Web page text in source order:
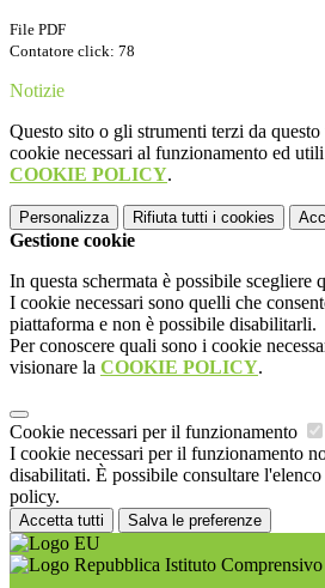
File PDF
Contatore click: 78
Notizie
Questo sito o gli strumenti terzi da
cookie necessari al funzionamento ed
COOKIE POLICY.
Personalizza Rifiuta tutti i cookies
Gestione cookie
In questa schermata è possibile scegliere
I cookie necessari sono quelli che
piattaforma e non è possibile disabilitarli.
Per conoscere quali sono i cookie
visionare la COOKIE POLICY.
Cookie necessari per il funzionamento
I cookie necessari per il funzionamento
disabilitati. È possibile consultare
policy.
Accetta tutti Salva le preferenze
Istituto